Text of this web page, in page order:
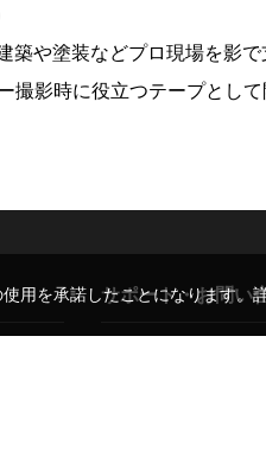
築や塗装などプロ現場を影
撮影時に役立つテープとし
サポート・お問い
用を承諾したことになります。